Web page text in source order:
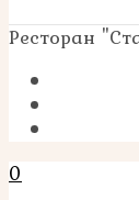
Ресторан
0